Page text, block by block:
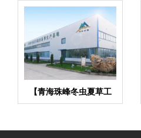
【青海珠峰冬虫夏草工
厂】金属软管合同